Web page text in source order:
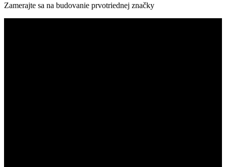
Zamerajte sa na budovanie prvotriednej značky